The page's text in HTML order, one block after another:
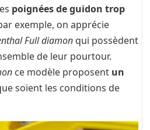
poignées de guidon trop
exemple, on apprécie
Full diamon qui possèdent
de leur pourtour.
ce modèle proposent un
soient les conditions de